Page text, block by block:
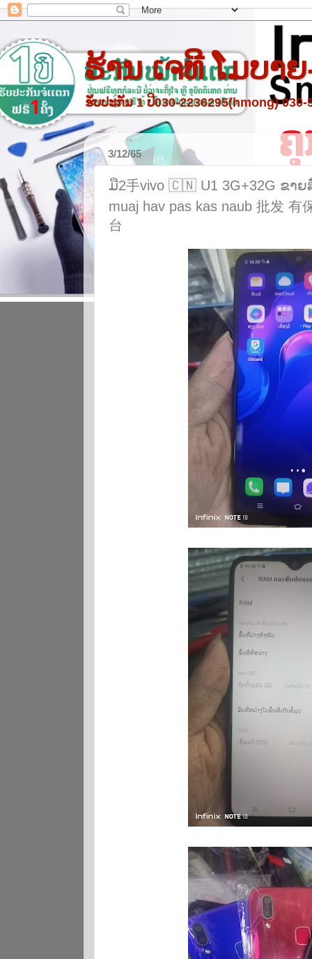
ຮ້ານ ເຈທີ ໂມບາ
ຮັບປະກັນ 1 ປີ030-2236295(hmong) 030-
3/12/65
ມື2手vivo 🇨🇳 U1 3G+32G ຂາຍ
muaj hav pas kas naub 批发 有
台